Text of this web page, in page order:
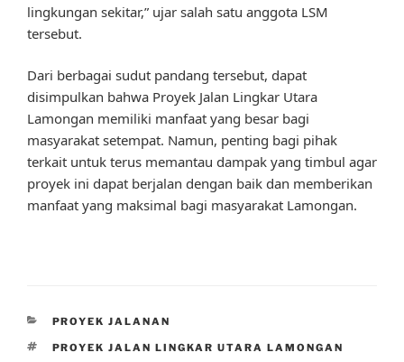
lingkungan sekitar,” ujar salah satu anggota LSM
tersebut.
Dari berbagai sudut pandang tersebut, dapat
disimpulkan bahwa Proyek Jalan Lingkar Utara
Lamongan memiliki manfaat yang besar bagi
masyarakat setempat. Namun, penting bagi pihak
terkait untuk terus memantau dampak yang timbul agar
proyek ini dapat berjalan dengan baik dan memberikan
manfaat yang maksimal bagi masyarakat Lamongan.
CATEGORIES
PROYEK JALANAN
TAGS
PROYEK JALAN LINGKAR UTARA LAMONGAN